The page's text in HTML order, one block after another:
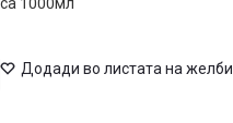
Додади во листата на желби